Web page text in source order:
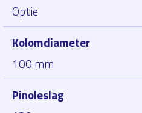
Optie
Kolomdiameter
100 mm
Pinoleslag